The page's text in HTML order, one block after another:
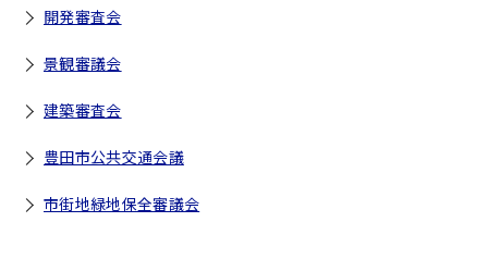
開発審査会
景観審議会
建築審査会
豊田市公共交通会議
市街地緑地保全審議会